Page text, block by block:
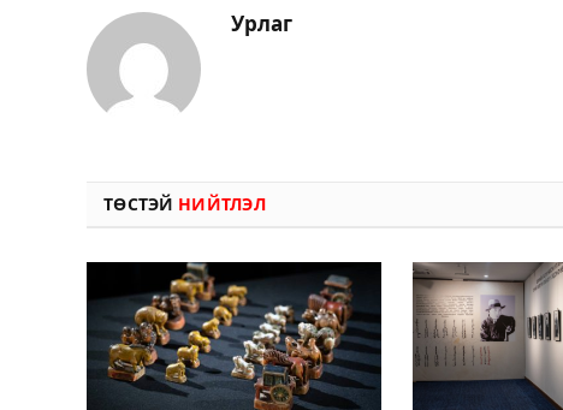
Урлаг
ТӨСТЭЙ НИЙТЛЭЛ